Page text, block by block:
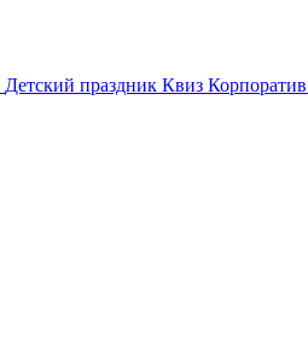
Детский праздник Квиз